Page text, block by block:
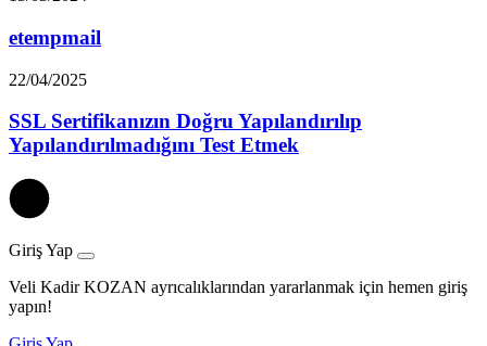
etempmail
22/04/2025
SSL Sertifikanızın Doğru Yapılandırılıp
Yapılandırılmadığını Test Etmek
Giriş Yap
Veli Kadir KOZAN ayrıcalıklarından yararlanmak için hemen giriş
yapın!